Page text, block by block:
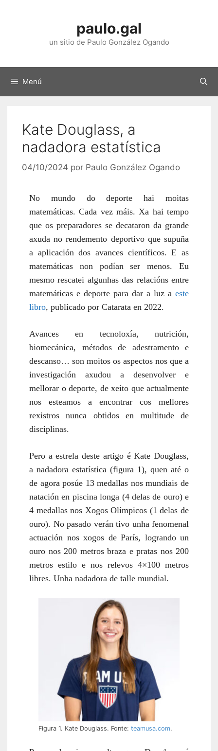
paulo.gal
un sitio de Paulo González Ogando
Menú
Kate Douglass, a
nadadora estatística
04/10/2024 por Paulo González Ogando
No mundo do deporte hai moitas
matemáticas. Cada vez máis. Xa hai tempo
que os preparadores se decataron da grande
axuda no rendemento deportivo que supuña
a aplicación dos avances científicos. E as
matemáticas non podían ser menos. Eu
mesmo rescatei algunhas das relacións entre
matemáticas e deporte para dar a luz a este
libro, publicado por Catarata en 2022.
Avances en tecnoloxía, nutrición,
biomecánica, métodos de adestramento e
descanso… son moitos os aspectos nos que a
investigación axudou a desenvolver e
mellorar o deporte, de xeito que actualmente
nos esteamos a encontrar cos mellores
rexistros nunca obtidos en multitude de
disciplinas.
Pero a estrela deste artigo é Kate Douglass,
a nadadora estatística (figura 1), quen até o
de agora posúe 13 medallas nos mundiais de
natación en piscina longa (4 delas de ouro) e
4 medallas nos Xogos Olímpicos (1 delas de
ouro). No pasado verán tivo unha fenomenal
actuación nos xogos de París, logrando un
ouro nos 200 metros braza e pratas nos 200
metros estilo e nos relevos 4×100 metros
libres. Unha nadadora de talle mundial.
Figura 1. Kate Douglass. Fonte: teamusa.com.